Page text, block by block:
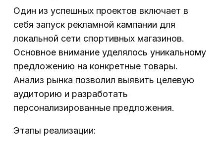
Один из успешных проектов включает в
себя запуск рекламной кампании для
локальной сети спортивных магазинов.
Основное внимание уделялось уникальному
предложению на конкретные товары.
Анализ рынка позволил выявить целевую
аудиторию и разработать
персонализированные предложения.
Этапы реализации: